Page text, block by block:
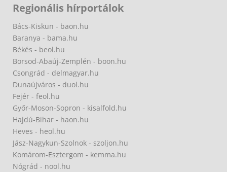
Regionális hírportálok
Bács-Kiskun - baon.hu
Baranya - bama.hu
Békés - beol.hu
Borsod-Abaúj-Zemplén - boon.hu
Csongrád - delmagyar.hu
Dunaújváros - duol.hu
Fejér - feol.hu
Győr-Moson-Sopron - kisalfold.hu
Hajdú-Bihar - haon.hu
Heves - heol.hu
Jász-Nagykun-Szolnok - szoljon.hu
Komárom-Esztergom - kemma.hu
Nógrád - nool.hu